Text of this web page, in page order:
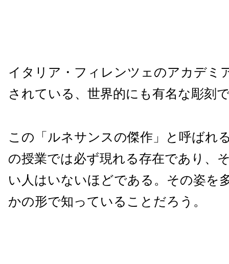
イタリア・フィレンツェのアカデミ
されている、世界的にも有名な彫刻
この「ルネサンスの傑作」と呼ばれ
の授業では必ず現れる存在であり、
い人はいないほどである。その姿を
かの形で知っていることだろう。